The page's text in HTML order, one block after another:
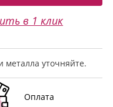
в 1 клик
металла уточняйте.
Оплата